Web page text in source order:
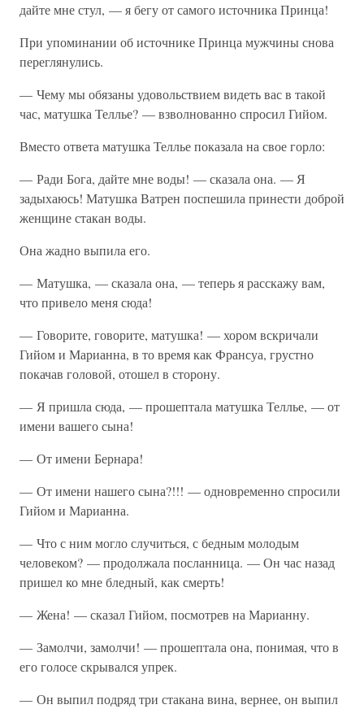
дайте мне стул, — я бегу от самого источника Принца!
При упоминании об источнике Принца мужчины снова
переглянулись.
— Чему мы обязаны удовольствием видеть вас в такой
час, матушка Теллье? — взволнованно спросил Гийом.
Вместо ответа матушка Теллье показала на свое горло:
— Ради Бога, дайте мне воды! — сказала она. — Я
задыхаюсь! Матушка Ватрен поспешила принести доброй
женщине стакан воды.
Она жадно выпила его.
— Матушка, — сказала она, — теперь я расскажу вам,
что привело меня сюда!
— Говорите, говорите, матушка! — хором вскричали
Гийом и Марианна, в то время как Франсуа, грустно
покачав головой, отошел в сторону.
— Я пришла сюда, — прошептала матушка Теллье, — от
имени вашего сына!
— От имени Бернара!
— От имени нашего сына?!!! — одновременно спросили
Гийом и Марианна.
— Что с ним могло случиться, с бедным молодым
человеком? — продолжала посланница. — Он час назад
пришел ко мне бледный, как смерть!
— Жена! — сказал Гийом, посмотрев на Марианну.
— Замолчи, замолчи! — прошептала она, понимая, что в
его голосе скрывался упрек.
— Он выпил подряд три стакана вина, вернее, он выпил